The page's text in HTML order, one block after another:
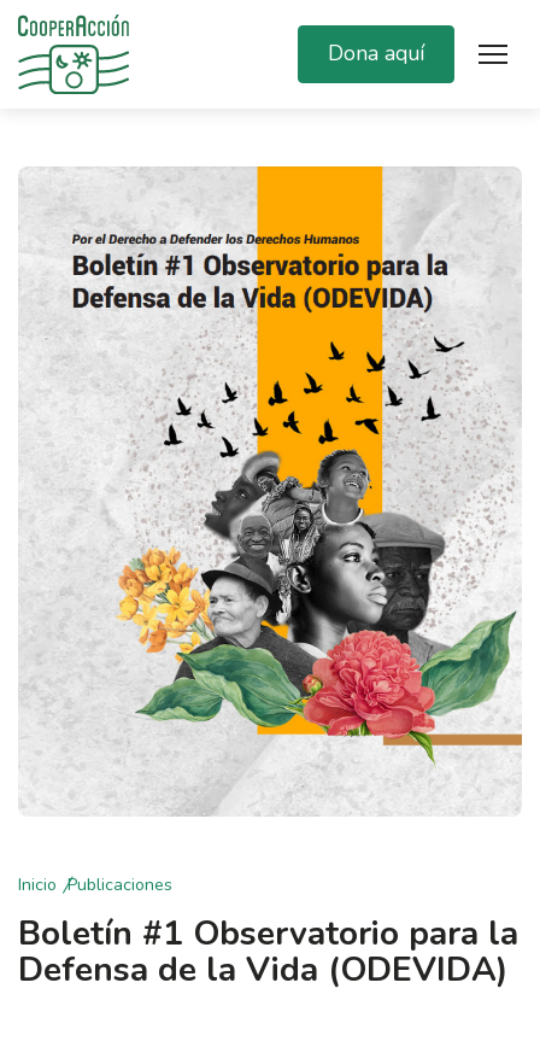
Dona aquí
Inicio Publicaciones
Boletín #1 Observatorio para la
Defensa de la Vida (ODEVIDA)